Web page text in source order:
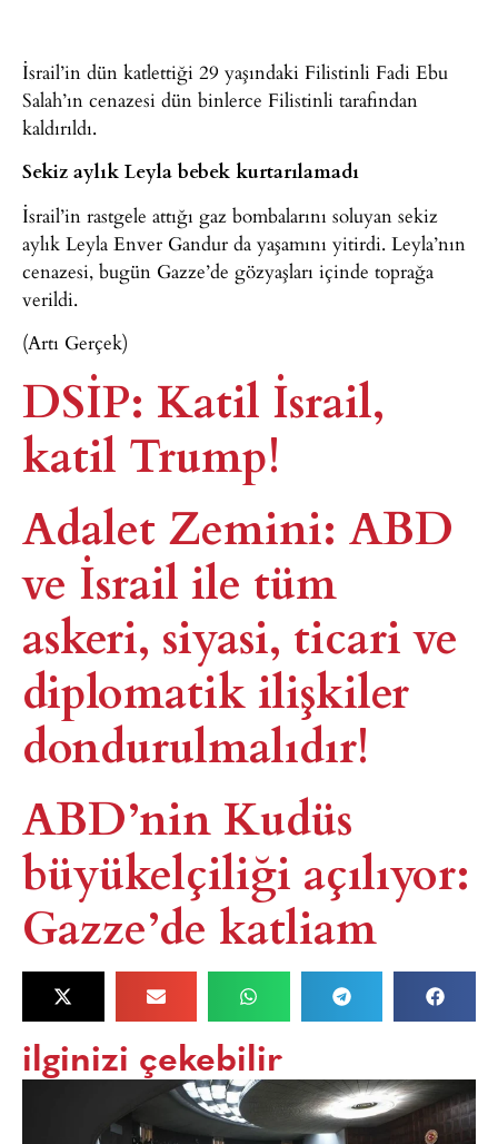
İsrail’in dün katlettiği 29 yaşındaki Filistinli Fadi Ebu
Salah’ın cenazesi dün binlerce Filistinli tarafından
kaldırıldı.
Sekiz aylık Leyla bebek kurtarılamadı
İsrail’in rastgele attığı gaz bombalarını soluyan sekiz
aylık Leyla Enver Gandur da yaşamını yitirdi. Leyla’nın
cenazesi, bugün Gazze’de gözyaşları içinde toprağa
verildi.
(Artı Gerçek)
DSİP: Katil İsrail,
katil Trump!
Adalet Zemini: ABD
ve İsrail ile tüm
askeri, siyasi, ticari ve
diplomatik ilişkiler
dondurulmalıdır!​
ABD’nin Kudüs
büyükelçiliği açılıyor:
Gazze’de katliam​
ilginizi çekebilir